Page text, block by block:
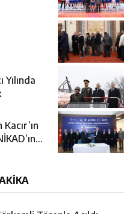
Yılında